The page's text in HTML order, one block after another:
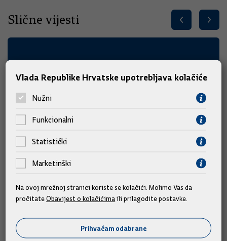
Slične vijesti
Predsjednik Vlade Plenković na 311. Sinjskoj
alci
Predsjednik Vlade Andrej Plenković prisustvovat će 311.
Vlada Republike Hrvatske upotrebljava kolačiće
Nužni
Funkcionalni
Statistički
Marketinški
Na ovoj mrežnoj stranici koriste se kolačići. Molimo Vas da
pročitateObavijest o kolačićima ili prilagodite postavke.
Prihvaćam odabrane